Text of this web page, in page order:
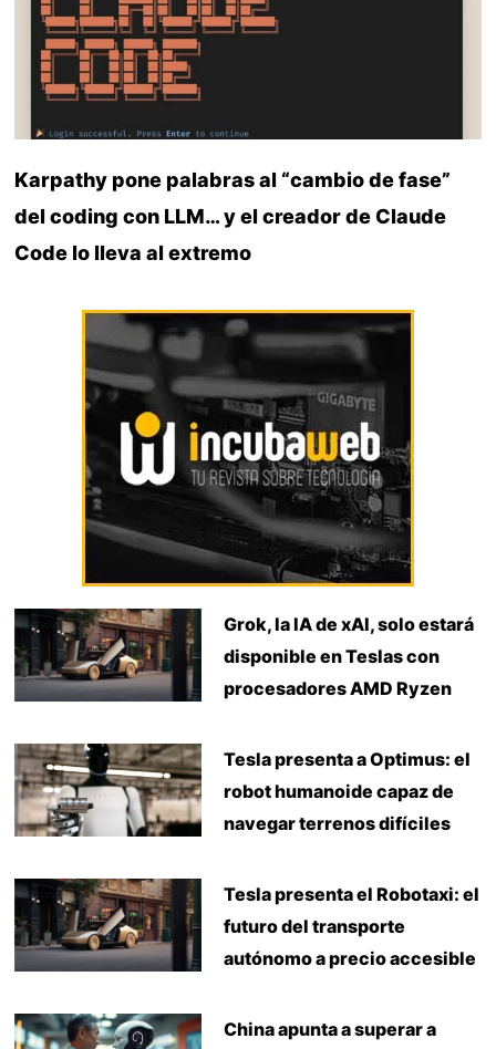
Karpathy pone palabras al “cambio de fase”
del coding con LLM… y el creador de Claude
Code lo lleva al extremo
Grok, la IA de xAI, solo estará
disponible en Teslas con
procesadores AMD Ryzen
Tesla presenta a Optimus: el
robot humanoide capaz de
navegar terrenos difíciles
Tesla presenta el Robotaxi: el
futuro del transporte
autónomo a precio accesible
China apunta a superar a